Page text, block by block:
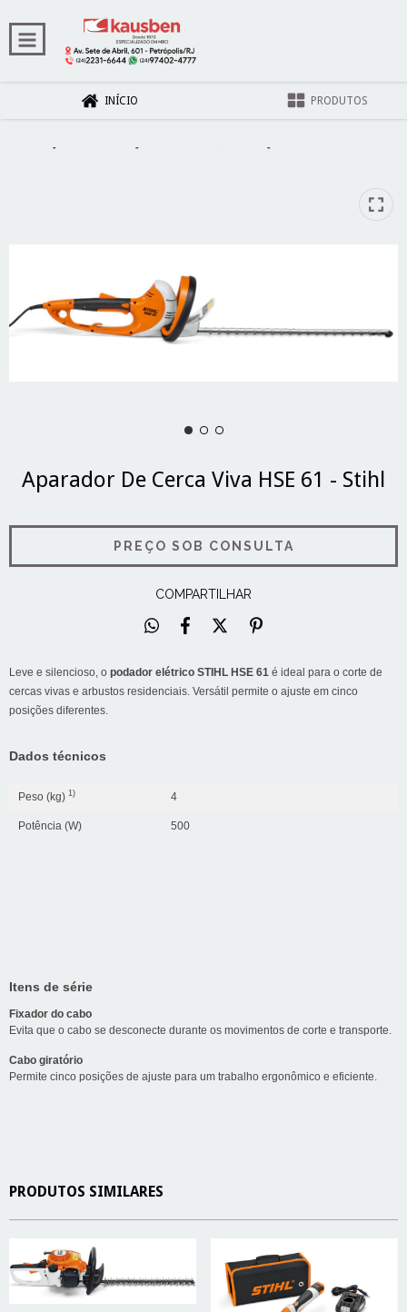
INÍCIO PRODUTOS
- - -
Aparador De Cerca Viva HSE 61 - Stihl
COMPARTILHAR
Leve e silencioso, o podador elétrico STIHL HSE 61 é ideal para o corte de
cercas vivas e arbustos residenciais. Versátil permite o ajuste em cinco
posições diferentes.
Dados técnicos
Peso (kg) 1) 4
Potência (W) 500
Itens de série
Fixador do cabo
Evita que o cabo se desconecte durante os movimentos de corte e transporte.
Cabo giratório
Permite cinco posições de ajuste para um trabalho ergonômico e eficiente.
PRODUTOS SIMILARES